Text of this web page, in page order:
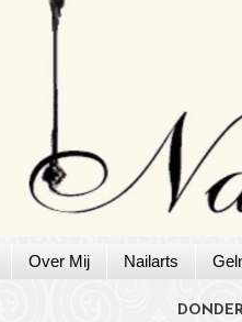
Over Mij Nailarts